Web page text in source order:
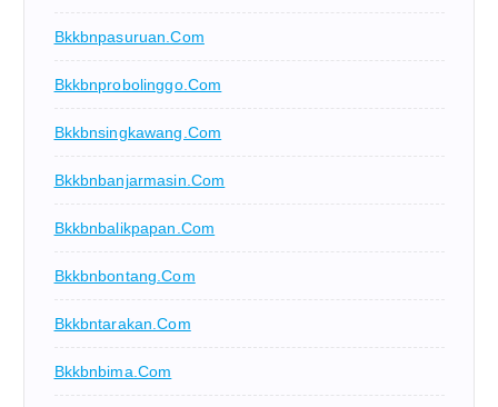
Bkkbnpasuruan.com
Bkkbnprobolinggo.com
Bkkbnsingkawang.com
Bkkbnbanjarmasin.com
Bkkbnbalikpapan.com
Bkkbnbontang.com
Bkkbntarakan.com
Bkkbnbima.com